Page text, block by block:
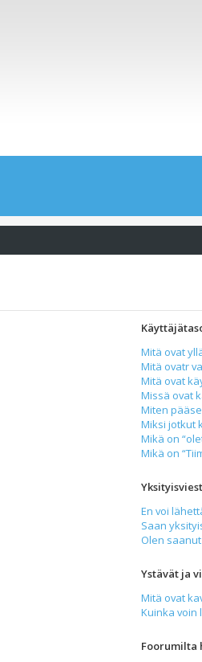
Mitä ovat
Mitä ovatr
Mitä ovat
Missä ovat
Miten
Miksi jotkut
Mikä on
Mikä on
En voi
Saan
Olen
Ystävät ja
Mitä ovat
Kuinka voin
Foorumilta